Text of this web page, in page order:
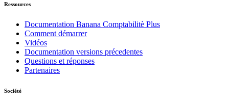
Ressources
Documentation Banana Comptabilitè Plus
Comment démarrer
Vidéos
Documentation versions précedentes
Questions et réponses
Partenaires
Société